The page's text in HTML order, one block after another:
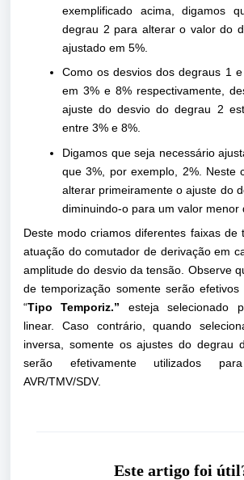
exemplificado acima, digamos
degrau 2 para alterar o valor do
ajustado em 5%.
Como os desvios dos degraus 1
em 3% e 8% respectivamente,
ajuste do desvio do degrau 2
entre 3% e 8%.
Digamos que seja necessário
que 3%, por exemplo, 2%. Neste
alterar primeiramente o ajuste do
diminuindo-o para um valor menor
Deste modo criamos diferentes faixas de
atuação do comutador de derivação em
amplitude do desvio da tensão. Observe
de temporização somente serão
“Tipo Temporiz.” esteja selecionado
linear. Caso contrário, quando
inversa, somente os ajustes do degrau
serão efetivamente utilizados
AVR/TMV/SDV.
Este artigo foi